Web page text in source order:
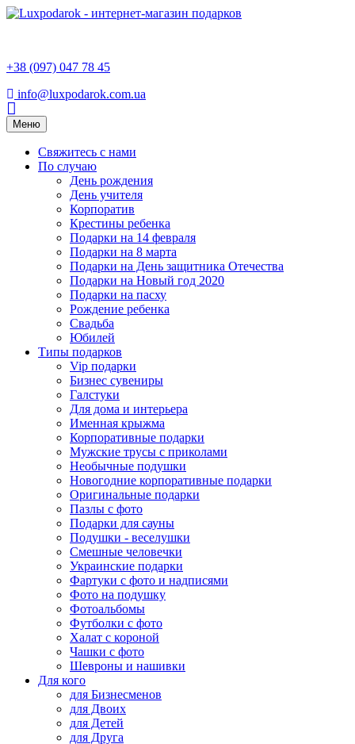
+38 (097) 047 78 45
info@luxpodarok.com.ua
Toggle
navigation
Меню
Свяжитесь с нами
По случаю
День рождения
День учителя
Корпоратив
Крестины ребенка
Подарки на 14 февраля
Подарки на 8 марта
Подарки на День защитника Отечества
Подарки на Новый год 2020
Подарки на пасху
Рождение ребенка
Свадьба
Юбилей
Типы подарков
Vip подарки
Бизнес сувениры
Галстуки
Для дома и интерьера
Именная крыжма
Корпоративные подарки
Мужские трусы с приколами
Необычные подушки
Новогодние корпоративные подарки
Оригинальные подарки
Пазлы с фото
Подарки для сауны
Подушки - веселушки
Смешные человечки
Украинские подарки
Фартуки с фото и надписями
Фото на подушку
Фотоальбомы
Футболки с фото
Халат с короной
Чашки с фото
Шевроны и нашивки
Для кого
для Бизнесменов
для Двоих
для Детей
для Друга